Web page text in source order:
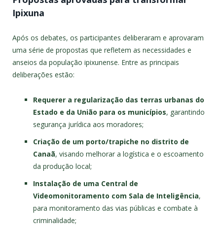
Ipixuna
Após os debates, os participantes deliberaram e aprovaram
uma série de propostas que refletem as necessidades e
anseios da população ipixunense. Entre as principais
deliberações estão:
Requerer a regularização das terras urbanas do
Estado e da União para os municípios, garantindo
segurança jurídica aos moradores;
Criação de um porto/trapiche no distrito de
Canaã, visando melhorar a logística e o escoamento
da produção local;
Instalação de uma Central de
Videomonitoramento com Sala de Inteligência,
para monitoramento das vias públicas e combate à
criminalidade;